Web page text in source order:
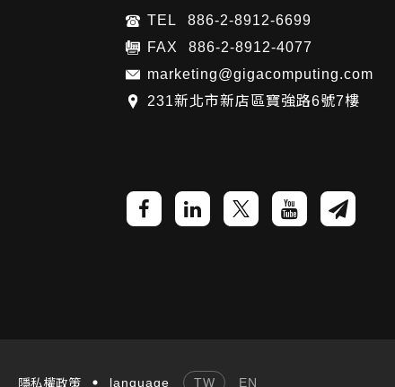
TEL
886-2-8912-6699
FAX
886-2-8912-4077
marketing@gigacomputing.com
231新北市新店區寶強路6號7樓
隱私權政策 language TW EN